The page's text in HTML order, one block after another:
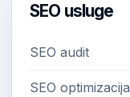
SEO usluge
SEO audit
SEO optimizacija